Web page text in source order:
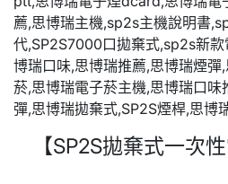
【SP2S拋棄式一次